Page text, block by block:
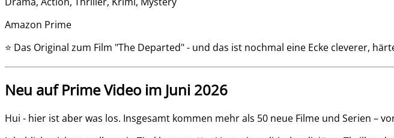
Amazon Prime
⭐ Das Original zum Film "The Departed" - und das ist nochmal eine Ecke cleverer,
Neu auf Prime Video im Juni 2026
Hui - hier ist aber was los. Insgesamt kommen mehr als 50 neue Filme und Serien –